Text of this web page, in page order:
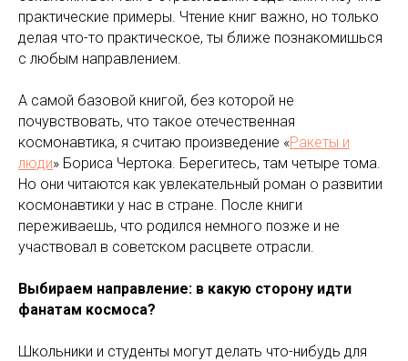
практические примеры. Чтение книг важно, но только
делая что-то практическое, ты ближе познакомишься
с любым направлением.
А самой базовой книгой, без которой не
почувствовать, что такое отечественная
космонавтика, я считаю произведение «Ракеты и
люди» Бориса Чертока. Берегитесь, там четыре тома.
Но они читаются как увлекательный роман о развитии
космонавтики у нас в стране. После книги
переживаешь, что родился немного позже и не
участвовал в советском расцвете отрасли.
Выбираем направление: в какую сторону идти
фанатам космоса?
Школьники и студенты могут делать что-нибудь для